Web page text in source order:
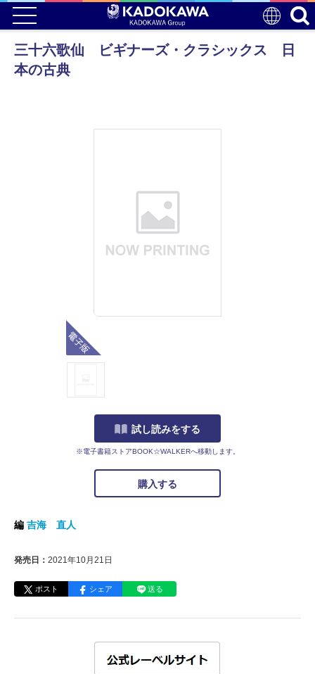
三十六歌仙 ビギナーズ・クラシックス 日
本の古典
試し読みをする
※電子書籍ストアBOOK☆WALKERへ移動します。
購入する
編 吉海 直人
発売日： 2021年10月21日
ポスト シェア 送る